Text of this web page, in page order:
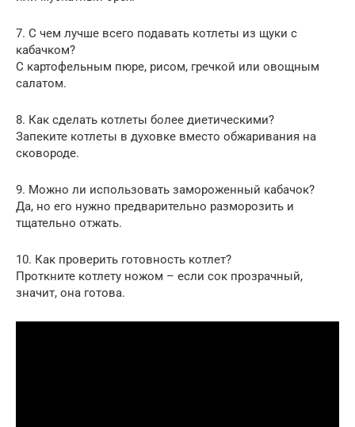
7. С чем лучше всего подавать котлеты из щуки с
кабачком?
С картофельным пюре, рисом, гречкой или овощным
салатом.
8. Как сделать котлеты более диетическими?
Запеките котлеты в духовке вместо обжаривания на
сковороде.
9. Можно ли использовать замороженный кабачок?
Да, но его нужно предварительно разморозить и
тщательно отжать.
10. Как проверить готовность котлет?
Проткните котлету ножом – если сок прозрачный,
значит, она готова.